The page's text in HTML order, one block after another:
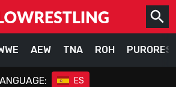
AEW TNA ROH
ES